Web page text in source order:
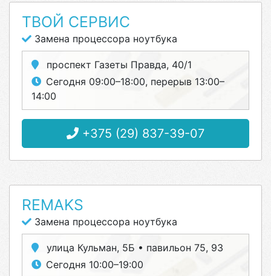
ТВОЙ СЕРВИС
Замена процессора ноутбука
проспект Газеты Правда, 40/1
Сегодня 09:00–18:00, перерыв 13:00–
14:00
+375 (29) 837-39-07
REMAKS
Замена процессора ноутбука
улица Кульман, 5Б • павильон 75, 93
Сегодня 10:00–19:00